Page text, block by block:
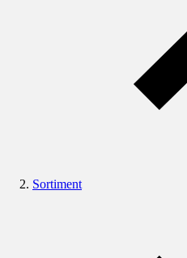
Sortiment